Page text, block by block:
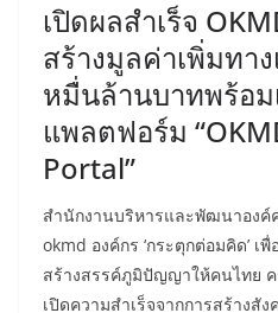
เปิดผลสำเร็จ
สร้างมูลค่าเพิ่มทา
หมื่นล้านบาทพร้อม
แพลตฟอร์ม
Portal”
สำนักงานบริหารและพัฒนาองค์
okmd องค์กร ‘กระตุกต่อมคิด’
สร้างสรรค์ภูมิปัญญาให้คนไทย
เปิดความสำเร็จจากการสร้างสั